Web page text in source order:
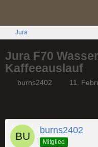
Jura
Jura F70
Kaffeeauslauf
burns2402 11.
burns2402
Mitglied